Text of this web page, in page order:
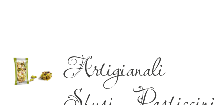
Artigianali